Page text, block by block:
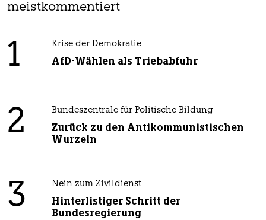
meistkommentiert
1 Krise der Demokratie
AfD-Wählen als Triebabfuhr
2 Bundeszentrale für Politische Bildung
Zurück zu den Antikommunistischen
Wurzeln
3 Nein zum Zivildienst
Hinterlistiger Schritt der
Bundesregierung